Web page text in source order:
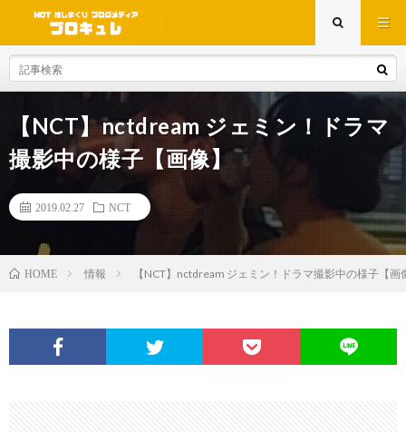
【NCT】nctdream ジェミン！ドラマ
撮影中の様子【画像】
2019.02.27 NCT
HOME 情報 【NCT】nctdream ジェミン！ドラマ撮影中の様子【画